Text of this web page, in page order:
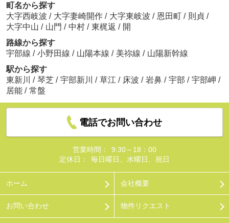
町名から探す
大字西岐波 / 大字妻崎開作 / 大字東岐波 / 恩田町 / 則貞 /
大字中山 / 山門 / 中村 / 東梶返 / 開
路線から探す
宇部線 / 小野田線 / 山陽本線 / 美祢線 / 山陽新幹線
駅から探す
東新川
/ 琴芝 / 宇部新川 / 草江 / 床波 / 岩鼻 / 宇部 / 宇部岬 /
居能 / 常盤
電話でお問い合わせ
営業時間：
9:30～18：00
定休日：
毎日曜日、水曜日、祝日
ホーム 会社概要
お問い合わせ 物件リクエスト